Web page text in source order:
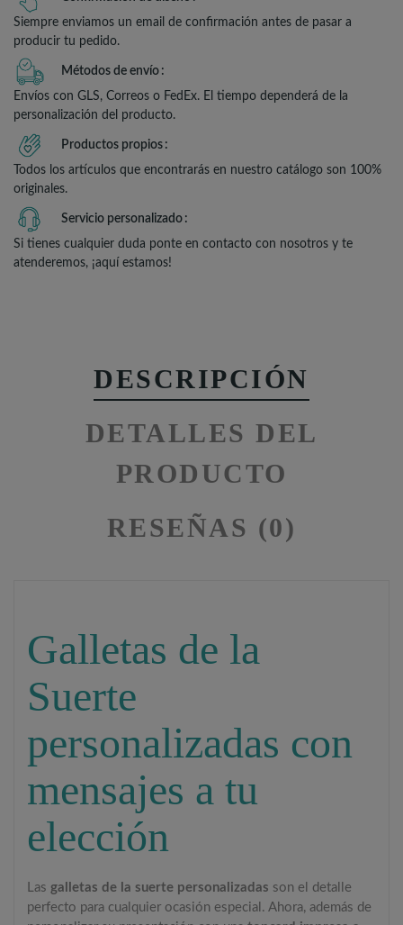
Siempre enviamos un email de confirmación antes de pasar a
producir tu pedido.
Métodos de envío
Envíos con GLS, Correos o FedEx. El tiempo dependerá de la
personalización del producto.
Productos propios
Todos los artículos que encontrarás en nuestro catálogo son 100%
originales.
Servicio personalizado
Si tienes cualquier duda ponte en contacto con nosotros y te
atenderemos, ¡aquí estamos!
DESCRIPCIÓN
DETALLES DEL
PRODUCTO
RESEÑAS (0)
Galletas de la
Suerte
personalizadas con
mensajes a tu
elección
Las galletas de la suerte personalizadas son el detalle
perfecto para cualquier ocasión especial. Ahora, además de